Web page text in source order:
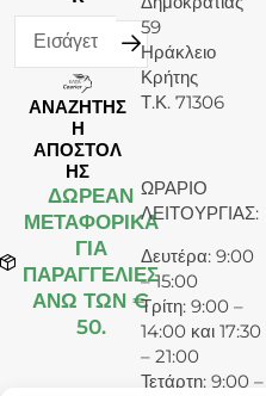
ΑΝΑΖΗΤΗΣ
Η
ΑΠΟΣΤΟΛ
ΗΣ
ΔΩΡΕΆΝ
ΜΕΤΑΦΟΡΙΚΑ
ΓΙΑ
ΠΑΡΑΓΓΕΛΙΕΣ
ΑΝΩ ΤΩΝ €
50.
59
Ηράκλειο
Κρήτης
Τ.Κ. 71306
ΩΡΑΡΙΟ
ΛΕΙΤΟΥΡΓΙΑΣ:
Δευτέρα: 9:00
– 15:00
Τρίτη: 9:00 –
14:00 και 17:30
– 21:00
Τετάρτη: 9:00 –